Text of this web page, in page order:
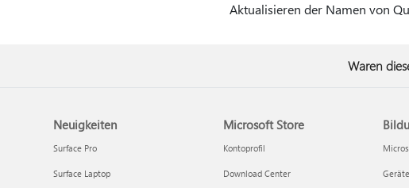
Aktualisieren der Namen von
Waren
Neuigkeiten
Surface Pro
Surface Laptop
Microsoft Store
Kontoprofil
Download Center